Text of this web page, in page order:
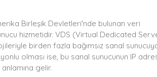
Birleşik Devletleri'nde bulunan veri
hizmetidir. VDS (Virtual Dedicated
birden fazla bağımsız sanal
olması ise, bu sanal sunucunun IP
gelir.